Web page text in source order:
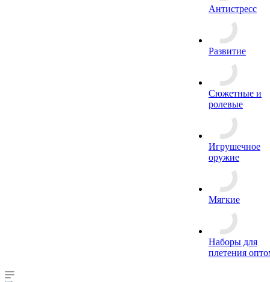
Антистресс
Развитие
Сюжетные и
ролевые
Игрушечное
оружие
Мягкие
Наборы для
плетения